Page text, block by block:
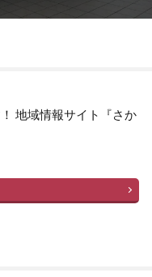
地域情報サイト『さか